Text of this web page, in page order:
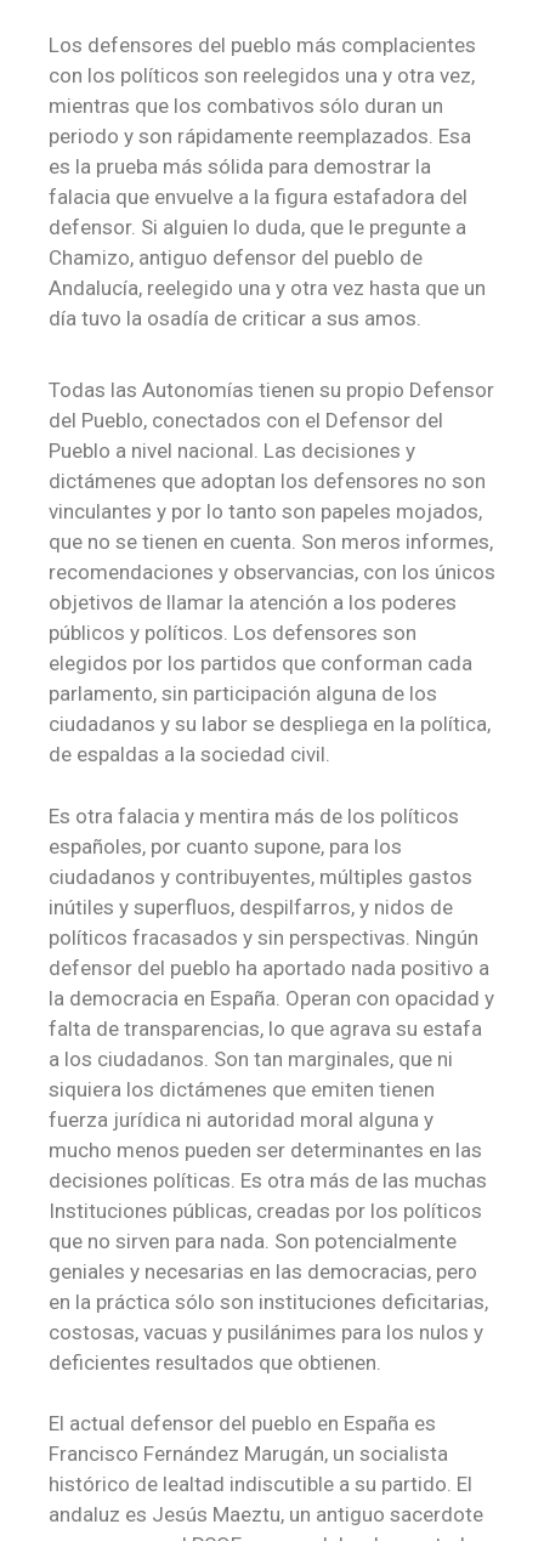
Los defensores del pueblo más complacientes
con los políticos son reelegidos una y otra vez,
mientras que los combativos sólo duran un
periodo y son rápidamente reemplazados. Esa
es la prueba más sólida para demostrar la
falacia que envuelve a la figura estafadora del
defensor. Si alguien lo duda, que le pregunte a
Chamizo, antiguo defensor del pueblo de
Andalucía, reelegido una y otra vez hasta que un
día tuvo la osadía de criticar a sus amos.
Todas las Autonomías tienen su propio Defensor
del Pueblo, conectados con el Defensor del
Pueblo a nivel nacional. Las decisiones y
dictámenes que adoptan los defensores no son
vinculantes y por lo tanto son papeles mojados,
que no se tienen en cuenta. Son meros informes,
recomendaciones y observancias, con los únicos
objetivos de llamar la atención a los poderes
públicos y políticos. Los defensores son
elegidos por los partidos que conforman cada
parlamento, sin participación alguna de los
ciudadanos y su labor se despliega en la política,
de espaldas a la sociedad civil.
Es otra falacia y mentira más de los políticos
españoles, por cuanto supone, para los
ciudadanos y contribuyentes, múltiples gastos
inútiles y superfluos, despilfarros, y nidos de
políticos fracasados y sin perspectivas. Ningún
defensor del pueblo ha aportado nada positivo a
la democracia en España. Operan con opacidad y
falta de transparencias, lo que agrava su estafa
a los ciudadanos. Son tan marginales, que ni
siquiera los dictámenes que emiten tienen
fuerza jurídica ni autoridad moral alguna y
mucho menos pueden ser determinantes en las
decisiones políticas. Es otra más de las muchas
Instituciones públicas, creadas por los políticos
que no sirven para nada. Son potencialmente
geniales y necesarias en las democracias, pero
en la práctica sólo son instituciones deficitarias,
costosas, vacuas y pusilánimes para los nulos y
deficientes resultados que obtienen.
El actual defensor del pueblo en España es
Francisco Fernández Marugán, un socialista
histórico de lealtad indiscutible a su partido. El
andaluz es Jesús Maeztu, un antiguo sacerdote